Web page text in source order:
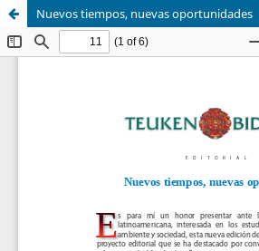
Nuevos tiempos, nuevas oportunidades